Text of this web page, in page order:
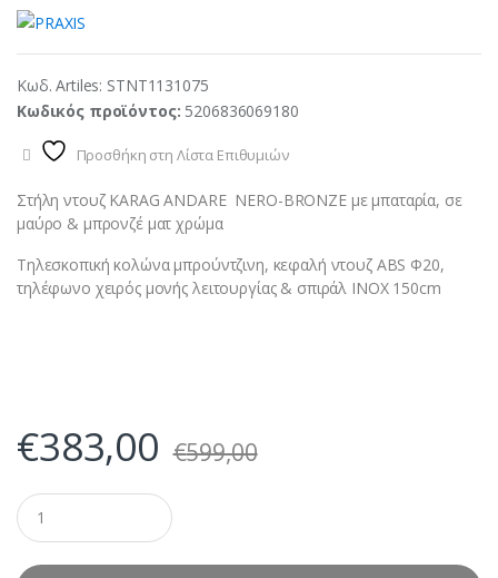
Κωδ. Artiles: STNT1131075
Κωδικός προϊόντος: 5206836069180
Προσθήκη στη Λίστα Επιθυμιών
Στήλη ντουζ KARAG ANDARE NERO-BRONZE με μπαταρία, σε
μαύρο & μπρονζέ ματ χρώμα
Τηλεσκοπική κολώνα μπρούντζινη, κεφαλή ντουζ ΑBS Φ20,
τηλέφωνο χειρός μονής λειτουργίας & σπιράλ ΙΝΟΧ 150cm
€383,00 €599,00